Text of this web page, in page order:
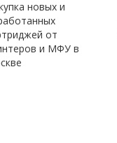
новых и
от
и МФУ в